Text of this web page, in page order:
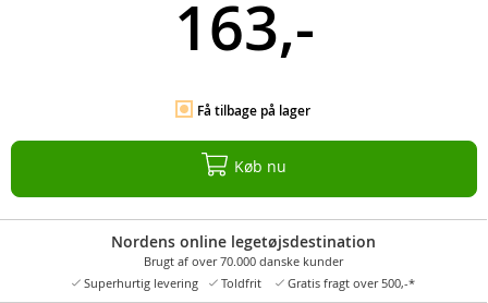
163,-
Få tilbage på lager
Køb nu
Nordens online legetøjsdestination
Brugt af over 70.000 danske kunder
Superhurtig levering
Toldfrit Gratis fragt over 500,-*